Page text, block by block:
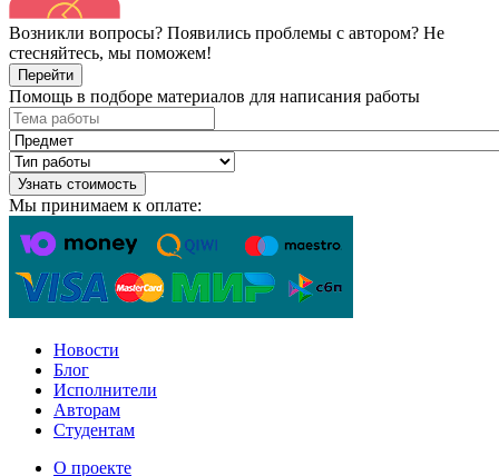
Возникли вопросы? Появились проблемы с автором? Не
стесняйтесь, мы поможем!
Перейти
Помощь в подборе материалов для написания работы
Узнать стоимость
Мы принимаем к оплате:
Новости
Блог
Исполнители
Авторам
Студентам
О проекте